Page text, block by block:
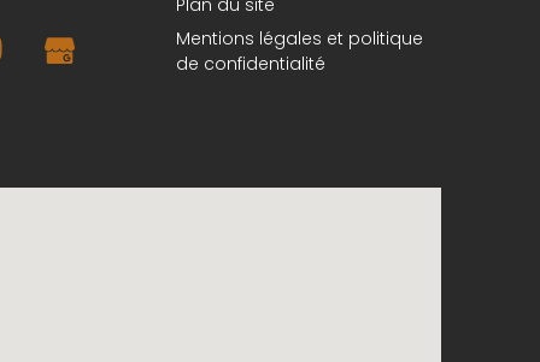
Mentions légales et politique
de confidentialité